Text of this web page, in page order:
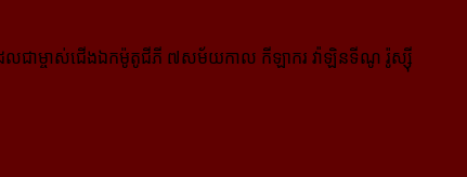
ដែលជាម្ចាស់ជើងឯកម៉ូតូជីភី ៧សម័យកាល កីឡាករ វ៉ាឡិនទីណូ រ៉ូស្ស៊ី